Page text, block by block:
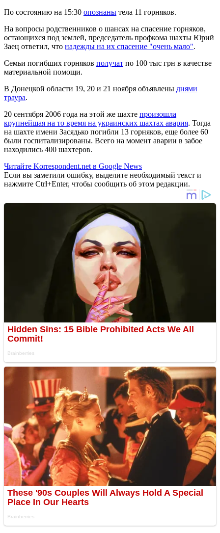
По состоянию на 15:30 опознаны тела 11 горняков.
На вопросы родственников о шансах на спасение горняков,
остающихся под землей, председатель профкома шахты Юрий
Заец ответил, что надежды на их спасение "очень мало".
Семьи погибших горняков получат по 100 тыс грн в качестве
материальной помощи.
В Донецкой области 19, 20 и 21 ноября объявлены днями
траура.
20 сентября 2006 года на этой же шахте произошла
крупнейшая на то время на украинских шахтах авария. Тогда
на шахте имени Засядько погибли 13 горняков, еще более 60
были госпитализированы. Всего на момент аварии в забое
находились 400 шахтеров.
Читайте Korrespondent.net в Google News
Если вы заметили ошибку, выделите необходимый текст и
нажмите Ctrl+Enter, чтобы сообщить об этом редакции.